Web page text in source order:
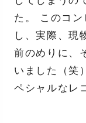
た。 このコ
し、実際、現
前のめりに、
いました（笑
ペシャルなレ